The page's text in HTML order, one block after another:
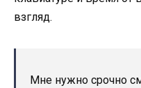
взгляд.
Мне нужно срочно